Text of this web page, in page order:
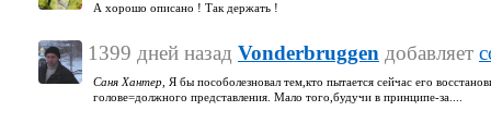
А хорошо описано ! Так держать !
1399 дней назад Vonderbruggen добавляет
Саня Хантер, Я бы пособолезновал тем,кто пытается сейчас его
голове=должного представления. Мало того,будучи в принципе-за....